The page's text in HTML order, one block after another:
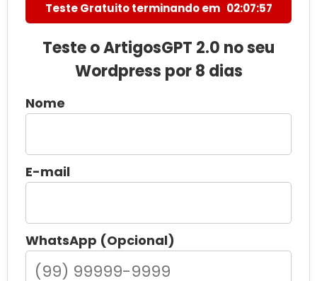
Teste Gratuito terminando em 02:07:56
Teste o ArtigosGPT 2.0 no seu
Wordpress por 8 dias
Nome
E-mail
WhatsApp (Opcional)